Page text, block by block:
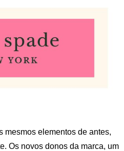
mesmos elementos de antes,
Os novos donos da marca, um